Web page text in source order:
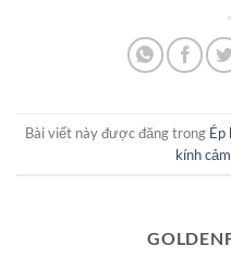
Bài viết này được đăng trong Ép
kính